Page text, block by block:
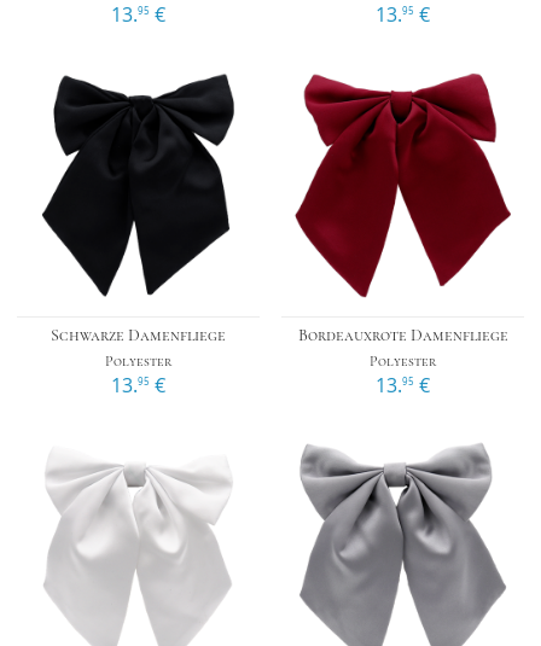
13.95 € 13.95 €
Schwarze Damenfliege
Polyester
13.95 €
Bordeauxrote Damenfliege
Polyester
13.95 €